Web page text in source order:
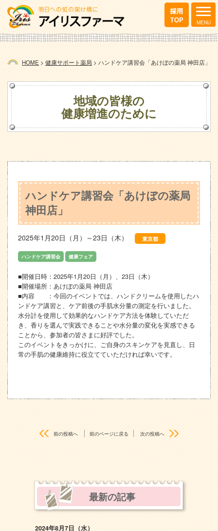
HOME > 健康サポート薬局 > ハンドケア講習会「あけぼの薬局 神田店」
地域の皆様の
健康増進のために
ハンドケア講習会「あけぼの薬局
神田店」
2025年1月20日（月）～23日（木） 東京都
ハンドケア講習会 健康フェア
■開催日時：2025年1月20日（月）、23日（木）
■開催場所：あけぼの薬局 神田店
■内容 ：今回のイベントでは、ハンドクリームを使用したハ
ンドケア講習と、ケア前後の手肌水分量の測定を行いました。
水分計を使用して効果的なハンドケア方法を体験していただ
き、香りを選んで実践できることや水分量の変化を実感できる
ことから、参加者の皆さまに好評でした。
このイベントをきっかけに、ご自身のスキンケアを見直し、日
常の手肌の健康維持に役立てていただければ幸いです。
前の投稿へ 前のページに戻る 次の投稿へ
最新の記事
2024年8月7日（水）